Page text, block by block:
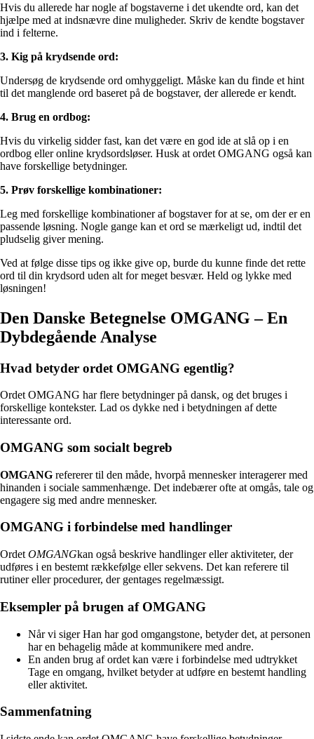
Hvis du allerede har nogle af bogstaverne i det ukendte ord, kan det
hjælpe med at indsnævre dine muligheder. Skriv de kendte bogstaver
ind i felterne.
3. Kig på krydsende ord:
Undersøg de krydsende ord omhyggeligt. Måske kan du finde et hint
til det manglende ord baseret på de bogstaver, der allerede er kendt.
4. Brug en ordbog:
Hvis du virkelig sidder fast, kan det være en god ide at slå op i en
ordbog eller online krydsordsløser. Husk at ordet OMGANG også kan
have forskellige betydninger.
5. Prøv forskellige kombinationer:
Leg med forskellige kombinationer af bogstaver for at se, om der er en
passende løsning. Nogle gange kan et ord se mærkeligt ud, indtil det
pludselig giver mening.
Ved at følge disse tips og ikke give op, burde du kunne finde det rette
ord til din krydsord uden alt for meget besvær. Held og lykke med
løsningen!
Den Danske Betegnelse OMGANG – En
Dybdegående Analyse
Hvad betyder ordet OMGANG egentlig?
Ordet OMGANG har flere betydninger på dansk, og det bruges i
forskellige kontekster. Lad os dykke ned i betydningen af dette
interessante ord.
OMGANG som socialt begreb
OMGANG refererer til den måde, hvorpå mennesker interagerer med
hinanden i sociale sammenhænge. Det indebærer ofte at omgås, tale og
engagere sig med andre mennesker.
OMGANG i forbindelse med handlinger
Ordet OMGANGkan også beskrive handlinger eller aktiviteter, der
udføres i en bestemt rækkefølge eller sekvens. Det kan referere til
rutiner eller procedurer, der gentages regelmæssigt.
Eksempler på brugen af OMGANG
Når vi siger Han har god omgangstone, betyder det, at personen
har en behagelig måde at kommunikere med andre.
En anden brug af ordet kan være i forbindelse med udtrykket
Tage en omgang, hvilket betyder at udføre en bestemt handling
eller aktivitet.
Sammenfatning